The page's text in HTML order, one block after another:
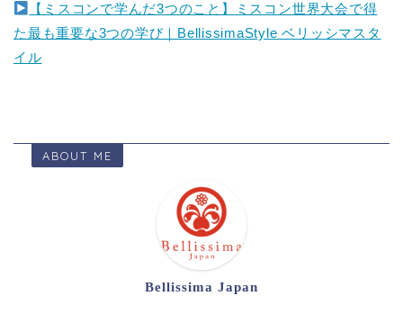
【ミスコンで学んだ3つのこと】ミスコン世界大会で得
た最も重要な3つの学び｜BellissimaStyle ベリッシマスタ
イル
ABOUT ME
Bellissima Japan